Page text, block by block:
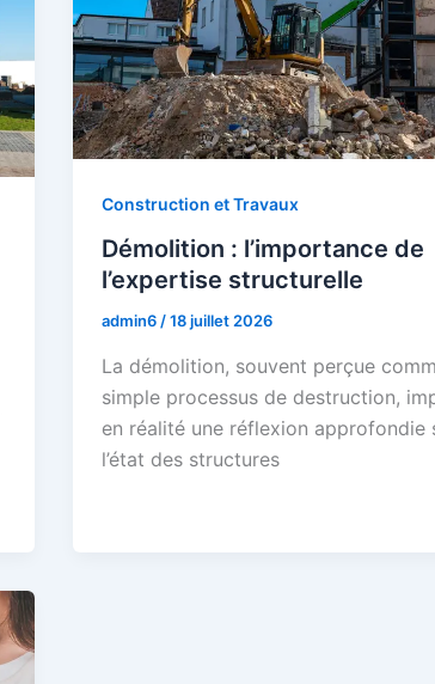
Construction et Travaux
Démolition : l’importance de
l’expertise structurelle
admin6/18 juillet 2026
La démolition, souvent perçue
simple processus de destruction,
en réalité une réflexion approfondie
l’état des structures